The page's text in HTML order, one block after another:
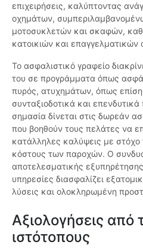
επιχειρήσεις, καλύπτοντας
οχημάτων,
μοτοσυκλετών και σκαφών,
κατοικιών και επαγγελματικών
Το ασφαλιστικό γραφείο
του σε προγράμματα όπως
πυρός, ατυχημάτων, όπως
συνταξιοδοτικά και επενδυτικά
σημασία δίνεται στις δωρεάν
που βοηθούν τους πελάτες να
κατάλληλες καλύψεις με στόχο
κόστους των παροχών. Ο
αποτελεσματικής
υπηρεσίες διασφαλίζει
λύσεις και ολοκληρωμένη
Αξιολογήσεις
ιστότοπους